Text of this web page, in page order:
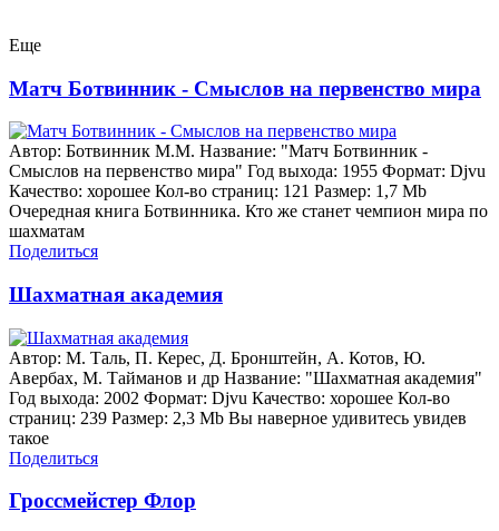
Еще
Матч Ботвинник - Смыслов на первенство мира
Автор: Ботвинник М.М. Название: "Матч Ботвинник -
Смыслов на первенство мира" Год выхода: 1955 Формат: Djvu
Качество: хорошее Кол-во страниц: 121 Размер: 1,7 Mb
Очередная книга Ботвинника. Кто же станет чемпион мира по
шахматам
Поделиться
Шахматная академия
Автор: М. Таль, П. Керес, Д. Бронштейн, А. Котов, Ю.
Авербах, М. Тайманов и др Название: "Шахматная академия"
Год выхода: 2002 Формат: Djvu Качество: хорошее Кол-во
страниц: 239 Размер: 2,3 Mb Вы наверное удивитесь увидев
такое
Поделиться
Гроссмейстер Флор